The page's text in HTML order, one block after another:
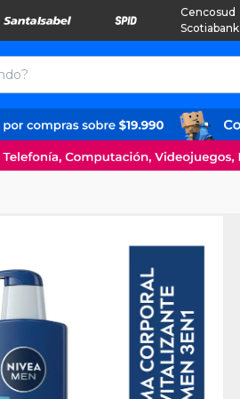
Cencosud
Scotiabank